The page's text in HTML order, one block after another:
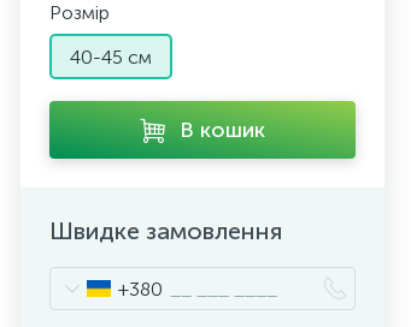
Розмір
40-45 см
В кошик
Швидке замовлення
+380